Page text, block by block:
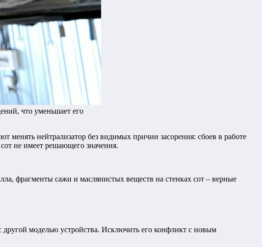
что уменьшает его
менять нейтрализатор без видимых причин засорения: сбоев в работе
не имеет решающего значения.
фрагменты сажи и маслянистых веществ на стенках сот – верные
другой моделью устройства. Исключить его конфликт с новым